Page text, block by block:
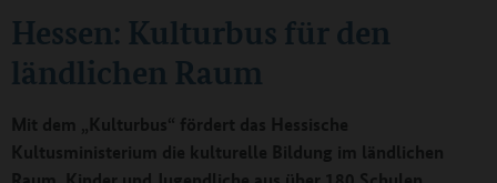
Hessen: Kulturbus für den
ländlichen Raum
Mit dem „Kulturbus“ fördert das Hessische
Kultusministerium die kulturelle Bildung im ländlichen